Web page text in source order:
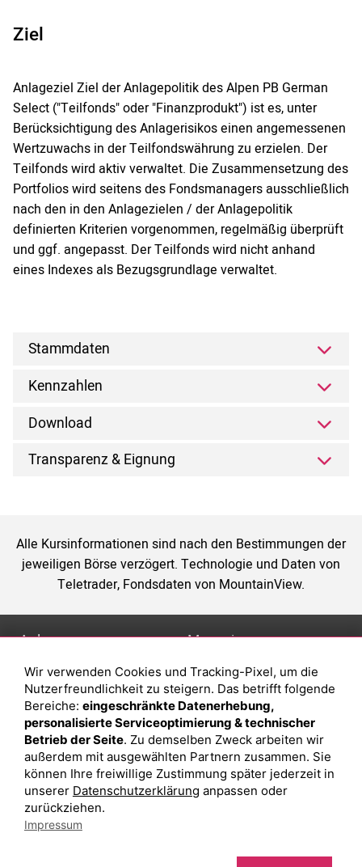
Ziel
Anlageziel Ziel der Anlagepolitik des Alpen PB German
Select ("Teilfonds" oder "Finanzprodukt") ist es, unter
Berücksichtigung des Anlagerisikos einen angemessenen
Wertzuwachs in der Teilfondswährung zu erzielen. Der
Teilfonds wird aktiv verwaltet. Die Zusammensetzung des
Portfolios wird seitens des Fondsmanagers ausschließlich
nach den in den Anlagezielen / der Anlagepolitik
definierten Kriterien vorgenommen, regelmäßig überprüft
und ggf. angepasst. Der Teilfonds wird nicht anhand
eines Indexes als Bezugsgrundlage verwaltet.
Stammdaten
Kennzahlen
Download
Transparenz & Eignung
Alle Kursinformationen sind nach den Bestimmungen der
jeweiligen Börse verzögert. Technologie und Daten von
Teletrader, Fondsdaten von MountainView.
Anlage
Depot eröffnen
Depot vergleichen
Junior Depot
Top-Seller-Fonds
Top-Fonds
Fonds-Suche
Magazin
Was sind sind ETFs?
Sparplan Vorteile
Was ist ein Fonds?
Wir verwenden Cookies und Tracking-Pixel, um die
Nutzerfreundlichkeit zu steigern. Das betrifft folgende
Bereiche: eingeschränkte Datenerhebung,
personalisierte Serviceoptimierung & technischer
Betrieb der Seite. Zu demselben Zweck arbeiten wir
außerdem mit ausgewählten Partnern zusammen. Sie
können Ihre freiwillige Zustimmung später jederzeit in
unserer Datenschutzerklärung anpassen oder
zurückziehen.
Impressum